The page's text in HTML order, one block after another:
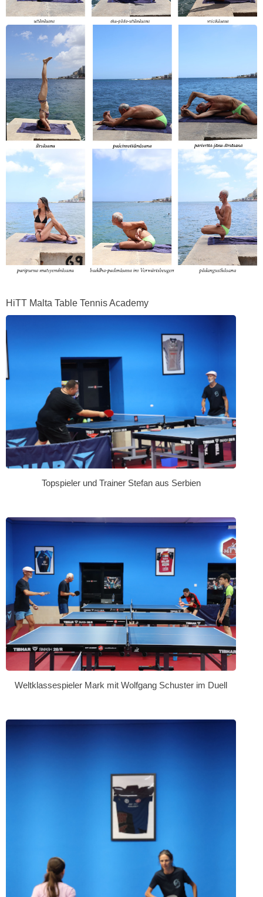
HiTT Malta Table Tennis Academy
Topspieler und Trainer Stefan aus Serbien
Weltklassespieler Mark mit Wolfgang Schuster im Duell